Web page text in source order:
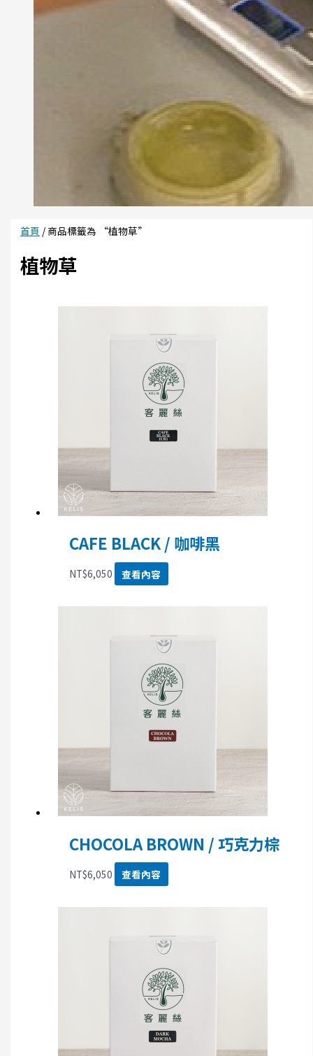
首頁 / 商品標籤為 “植物草”
植物草
CAFE BLACK / 咖啡黑
NT$6,050 查看內容
CHOCOLA BROWN / 巧克力棕
NT$6,050 查看內容